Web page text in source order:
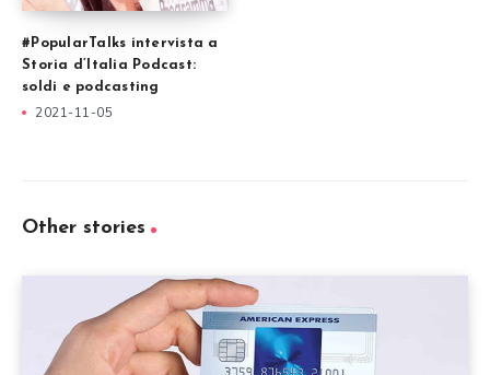
#PopularTalks intervista a
Storia d’Italia Podcast:
soldi e podcasting
2021-11-05
Other stories